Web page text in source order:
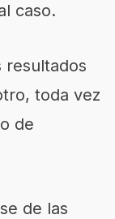
caso.
resultados
toda vez
de
de las